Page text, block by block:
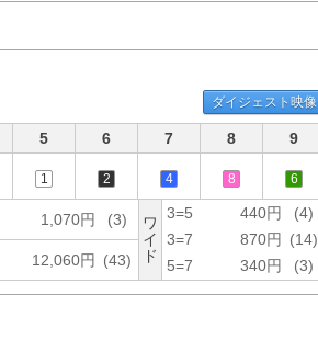
ダイジェスト映像
5 6 7 8 9
1 2 4 8 6
1,070円 (3)
ワ
イ
ド
3=5 440円
(4)
3=7
870円
(14)
5=7
340円 (3)
12,060円 (43)